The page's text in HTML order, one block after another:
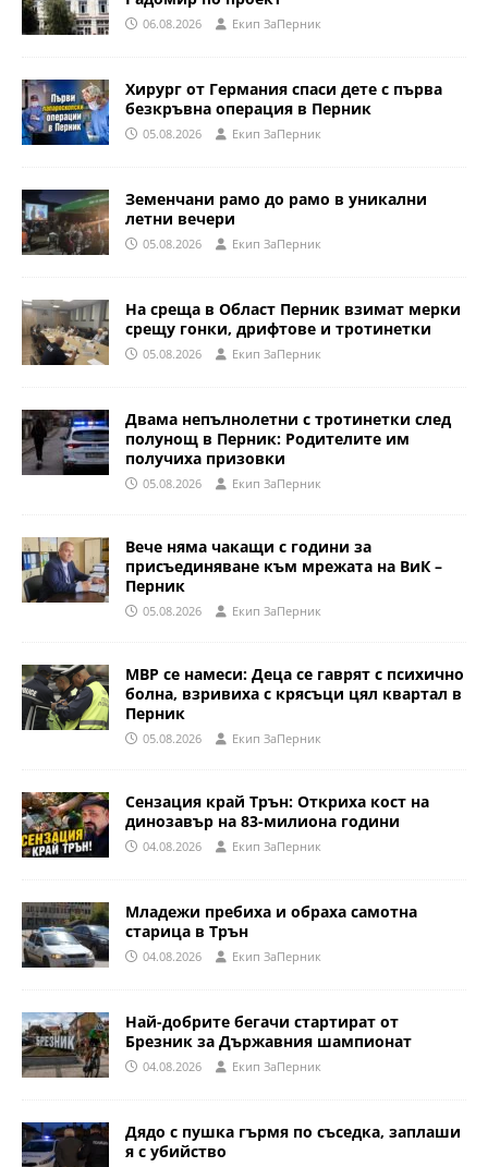
06.08.2026 Eкип ЗаПерник
Хирург от Германия спаси дете с първа
безкръвна операция в Перник
05.08.2026 Eкип ЗаПерник
Земенчани рамо до рамо в уникални
летни вечери
05.08.2026 Eкип ЗаПерник
На среща в Област Перник взимат мерки
срещу гонки, дрифтове и тротинетки
05.08.2026 Eкип ЗаПерник
Двама непълнолетни с тротинетки след
полунощ в Перник: Родителите им
получиха призовки
05.08.2026 Eкип ЗаПерник
Вече няма чакащи с години за
присъединяване към мрежата на ВиК –
Перник
05.08.2026 Eкип ЗаПерник
МВР се намеси: Деца се гаврят с психично
болна, взривиха с крясъци цял квартал в
Перник
05.08.2026 Eкип ЗаПерник
Сензация край Трън: Откриха кост на
динозавър на 83-милиона години
04.08.2026 Eкип ЗаПерник
Младежи пребиха и обраха самотна
старица в Трън
04.08.2026 Eкип ЗаПерник
Най-добрите бегачи стартират от
Брезник за Държавния шампионат
04.08.2026 Eкип ЗаПерник
Дядо с пушка гърмя по съседка, заплаши
я с убийство